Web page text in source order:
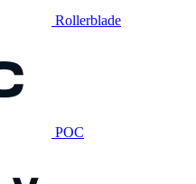
Rollerblade
POC